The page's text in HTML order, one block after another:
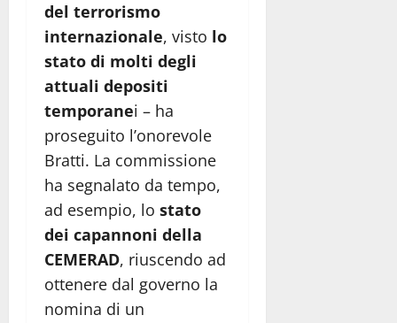
del terrorismo
internazionale, visto lo
stato di molti degli
attuali depositi
temporanei – ha
proseguito l’onorevole
Bratti. La commissione
ha segnalato da tempo,
ad esempio, lo stato
dei capannoni della
CEMERAD, riuscendo ad
ottenere dal governo la
nomina di un